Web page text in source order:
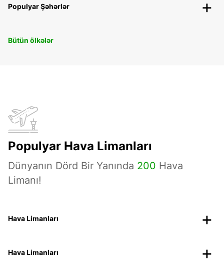
Populyar Şəhərlər
Bütün ölkələr
Populyar Hava Limanları
Dünyanın Dörd Bir Yanında 200 Hava
Limanı!
Hava Limanları
Hava Limanları